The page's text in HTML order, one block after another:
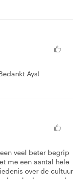
Ays!
veel beter begrip
me een aantal hele
over de cultuur